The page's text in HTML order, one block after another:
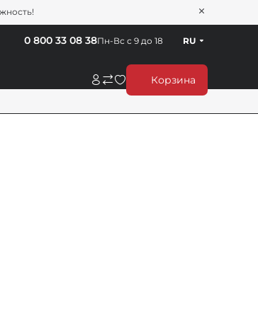
Корзина
Пн-Вс с 9 до 18
0 800 33 08 38 RU